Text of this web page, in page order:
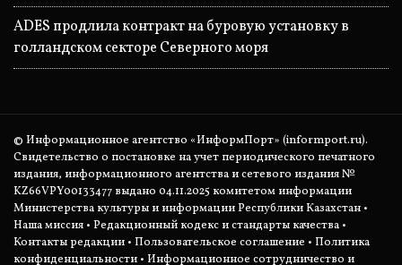
ADES продлила контракт на буровую установку в
голландском секторе Северного моря
© Информационное агентство «ИнформПорт» (informport.ru).
Свидетельство о постановке на учет периодического печатного
издания, информационного агентства и сетевого издания №
KZ66VPY00133477 выдано 04.11.2025 комитетом информации
Министерства культуры и информации Республики Казахстан •
Наша миссия • Редакционный кодекс и стандарты качества •
Контакты редакции • Пользовательское соглашение • Политика
конфиденциальности • Информационное сотрудничество и